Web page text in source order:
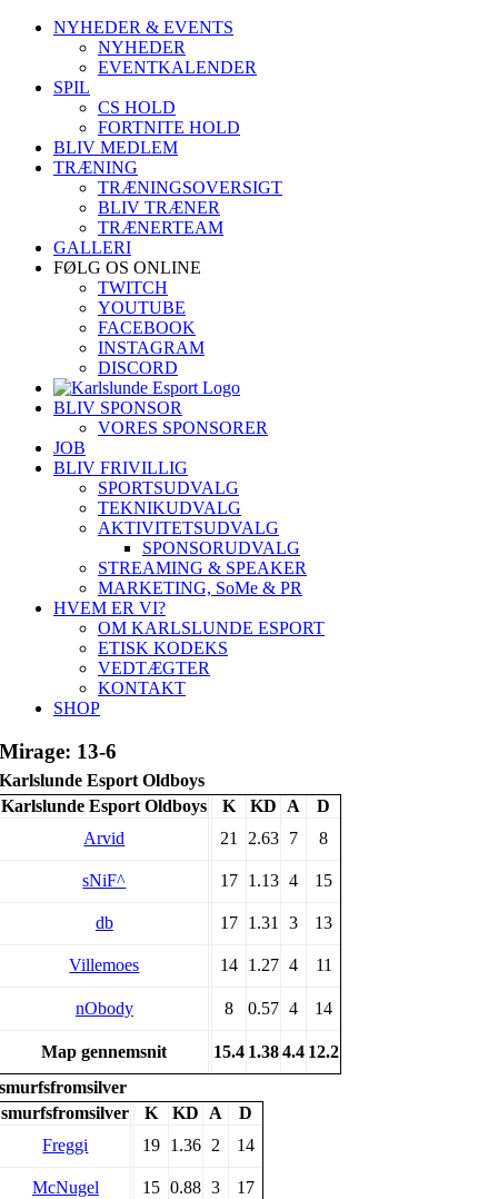
Skip
NYHEDER & EVENTS
NYHEDER
EVENTKALENDER
SPIL
CS HOLD
FORTNITE HOLD
BLIV MEDLEM
TRÆNING
TRÆNINGSOVERSIGT
BLIV TRÆNER
TRÆNERTEAM
GALLERI
FØLG OS ONLINE
TWITCH
YOUTUBE
FACEBOOK
INSTAGRAM
DISCORD
BLIV SPONSOR
VORES SPONSORER
JOB
BLIV FRIVILLIG
SPORTSUDVALG
TEKNIKUDVALG
AKTIVITETSUDVALG
SPONSORUDVALG
STREAMING & SPEAKER
MARKETING, SoMe & PR
HVEM ER VI?
OM KARLSLUNDE ESPORT
ETISK KODEKS
VEDTÆGTER
KONTAKT
SHOP
Mirage: 13-6
Karlslunde Esport Oldboys
Karlslunde Esport Oldboys
K KD A
D
Arvid
21 2.63 7 8
sNiF^ 17 1.13 4 15
db 17 1.31 3 13
Villemoes 14 1.27 4 11
nObody 8 0.57 4 14
Map gennemsnit 15.4 1.384.4 12.2
smurfsfromsilver
smurfsfromsilver
K KD A
D
Freggi
19 1.36 2 14
McNugel 15 0.88 3 17